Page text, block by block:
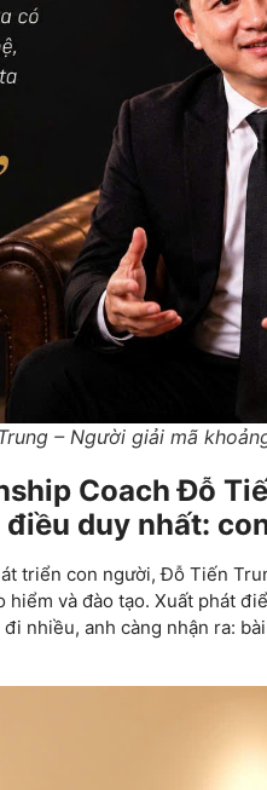
– Người giải mã
Coach Đỗ
duy nhất:
triển con người, Đỗ Tiến
và đào tạo. Xuất phát
nhiều, anh càng nhận ra: